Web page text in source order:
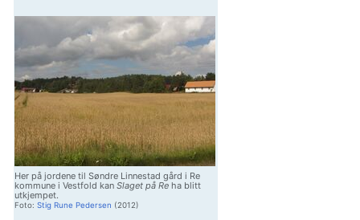
Her på jordene til Søndre Linnestad gård i Re
kommune i Vestfold kan Slaget på Re ha blitt
utkjempet.
Foto: Stig Rune Pedersen (2012)